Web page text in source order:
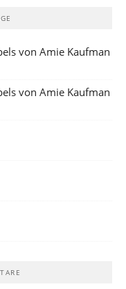
von Amie Kaufman
von Amie Kaufman